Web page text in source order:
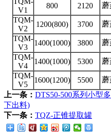
V1
800 2120 蘑
TQM-
V2
1200(800) 3700 蘑
TQM-
V3
1400(1000) 3800 蘑
TQM-
V4
1400(1000) 5300 蘑
TQM-
V5
1600(1200) 5500 蘑
上一条： DTS50-500系列小型
下出料)
下一条： TQZ-正锥提取罐